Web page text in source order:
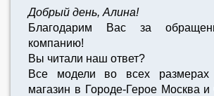
Добрый день, Алина!
Благодарим Вас за
компанию!
Вы читали наш ответ?
Все модели во всех размерах
магазин в Городе-Герое Москва и